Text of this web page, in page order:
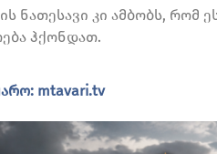
ნათესავი კი ამბობს, რომ
ჰქონდათ.
mtavari.tv